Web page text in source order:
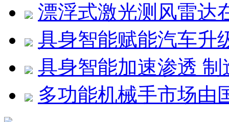
漂浮式激光测风雷达
具身智能赋能汽车升
具身智能加速渗透
多功能机械手市场由